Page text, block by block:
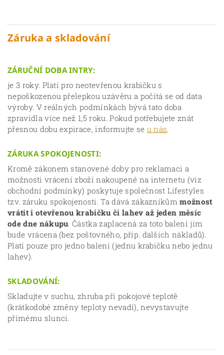
Záruka a skladování
ZÁRUČNÍ DOBA INTRY:
je 3 roky. Platí pro neotevřenou krabičku s
nepoškozenou přelepkou uzávěru a počítá se od data
výroby. V reálných podmínkách bývá tato doba
zpravidla více než 1,5 roku. Pokud potřebujete znát
přesnou dobu expirace, informujte se u nás.
ZÁRUKA SPOKOJENOSTI:
Kromě zákonem stanovené doby pro reklamaci a
možnosti vrácení zboží nakoupené na internetu (viz
obchodní podmínky) poskytuje společnost Lifestyles
tzv. záruku spokojenosti. Ta dává zákazníkům možnost
vrátit i otevřenou krabičku či lahev až jeden měsíc
ode dne nákupu. Částka zaplacená za toto balení jim
bude vrácena (bez poštovného, příp. dalších nákladů).
Platí pouze pro jedno balení (jednu krabičku nebo jednu
lahev).
SKLADOVÁNÍ:
Skladujte v suchu, zhruba při pokojové teplotě
(krátkodobé změny teploty nevadí), nevystavujte
přímému slunci.